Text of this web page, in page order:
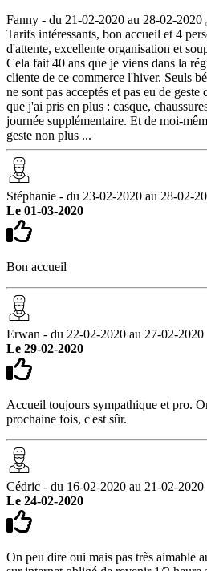
Fanny - du 21-02-2020 au 28-02-2020
Tarifs intéressants, bon accueil et 4
d'attente, excellente organisation et
Cela fait 40 ans que je viens dans la
cliente de ce commerce l'hiver. Seuls
ne sont pas acceptés et pas eu de
que j'ai pris en plus : casque,
journée supplémentaire. Et de moi-
geste non plus ...
Stéphanie - du 23-02-2020 au 28-02-
Le 01-03-2020
Bon accueil
Erwan - du 22-02-2020 au 27-02-2020
Le 29-02-2020
Accueil toujours sympathique et pro.
prochaine fois, c'est sûr.
Cédric - du 16-02-2020 au 21-02-2020
Le 24-02-2020
On peu dire oui mais pas très aimable